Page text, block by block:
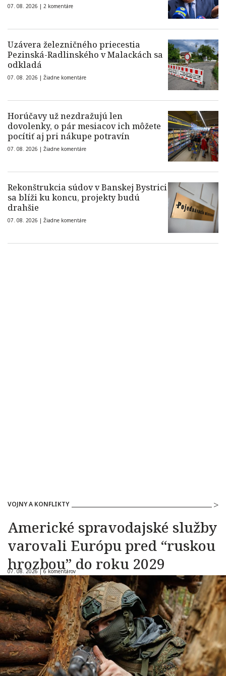
07. 08. 2026 | 2 komentáre
Uzávera železničného priecestia
Pezinská-Radlinského v Malackách sa
odkladá
07. 08. 2026 | Žiadne komentáre
Horúčavy už nezdražujú len
dovolenky, o pár mesiacov ich môžete
pocítiť aj pri nákupe potravín
07. 08. 2026 | Žiadne komentáre
Rekonštrukcia súdov v Banskej Bystrici
sa blíži ku koncu, projekty budú
drahšie
07. 08. 2026 | Žiadne komentáre
VOJNY A KONFLIKTY
Americké spravodajské služby
varovali Európu pred “ruskou
hrozbou” do roku 2029
07. 08. 2026 |6 komentárov